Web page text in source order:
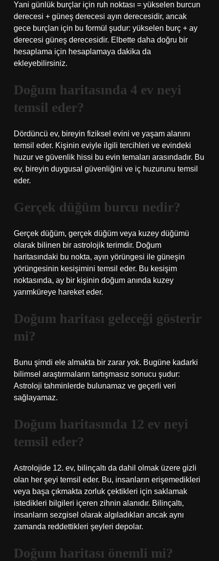
Yani günlük burçlar için ruh noktası = yükselen burcun
derecesi + güneş derecesi ayın derecesidir, ancak
gece burçları için bu formül şudur: yükselen burç + ay
derecesi güneş derecesidir. Elbette daha doğru bir
hesaplama için hesaplamaya dakika da
ekleyebilirsiniz.
Doğum haritasında 4 ev neyi
temsil eder?
Dördüncü ev, bireyin fiziksel evini ve yaşam alanını
temsil eder. Kişinin eviyle ilgili tercihleri ​​ve evindeki
huzur ve güvenlik hissi bu evin temaları arasındadır. Bu
ev, bireyin duygusal güvenliğini ve iç huzurunu temsil
eder.
Gerçek düğüm burcu nedir?
Gerçek düğüm, gerçek düğüm veya kuzey düğümü
olarak bilinen bir astrolojik terimdir. Doğum
haritasındaki bu nokta, ayın yörüngesi ile güneşin
yörüngesinin kesişimini temsil eder. Bu kesişim
noktasında, ay bir kişinin doğum anında kuzey
yarımküreye hareket eder.
Doğum haritası geleceği gösterir
mi?
Bunu şimdi ele almakta bir zarar yok. Bugüne kadarki
bilimsel araştırmaların tartışmasız sonucu şudur:
Astroloji tahminlerde bulunamaz ve geçerli veri
sağlayamaz.
Doğum haritasında 12 ev neyi
temsil eder?
Astrolojide 12. ev, bilinçaltı da dahil olmak üzere gizli
olan her şeyi temsil eder. Bu, insanların erişemedikleri
veya başa çıkmakta zorluk çektikleri için saklamak
istedikleri bilgileri içeren zihnin alanıdır. Bilinçaltı,
insanların sezgisel olarak algıladıkları ancak aynı
zamanda reddettikleri şeyleri depolar.
Doğum haritası önemli mi?